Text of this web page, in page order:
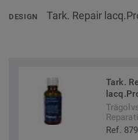
DESIGN Tark. Repair
Tark.
Ref.